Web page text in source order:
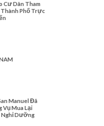
Cư Dân Tham
Phố Trực
Manuel Đã
Mua Lại
Nghỉ Dưỡng